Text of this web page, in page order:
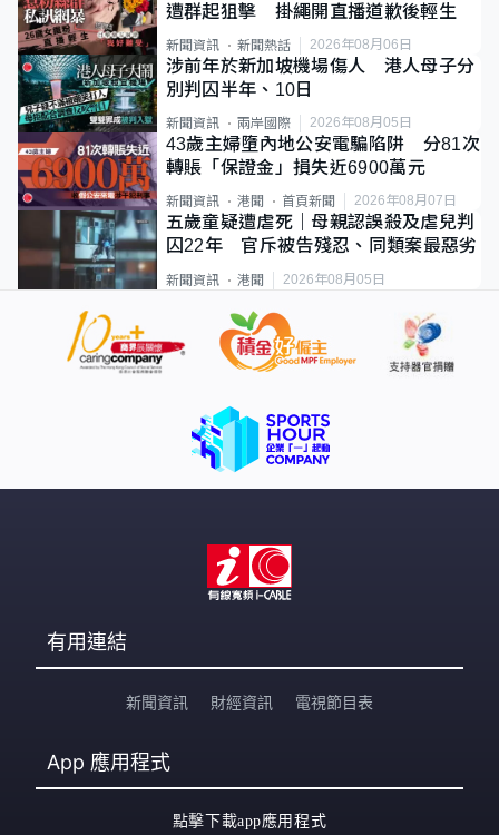
遭群起狙擊 掛繩開直播道歉後輕生
新聞資訊 新聞熱話 2026年08月06日
涉前年於新加坡機場傷人 港人母子分
別判囚半年、10日
新聞資訊 兩岸國際 2026年08月05日
43歲主婦墮內地公安電騙陷阱 分81次
轉賬「保證金」損失近6900萬元
新聞資訊 港聞 首頁新聞 2026年08月07日
五歲童疑遭虐死｜母親認誤殺及虐兒判
囚22年 官斥被告殘忍、同類案最惡劣
新聞資訊 港聞 2026年08月05日
有用連結
新聞資訊 財經資訊 電視節目表
App 應用程式
點擊下載app應用程式